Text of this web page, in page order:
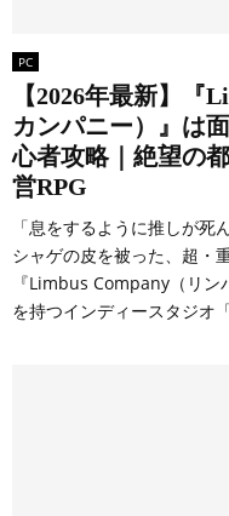
PC
【2026年最新】『
カンパニー）』は
心者攻略｜絶望の
営RPG
「息をするように推しが死
シャゲの皮を被った、超・
『Limbus Company（リ
を持つインディースタジオ